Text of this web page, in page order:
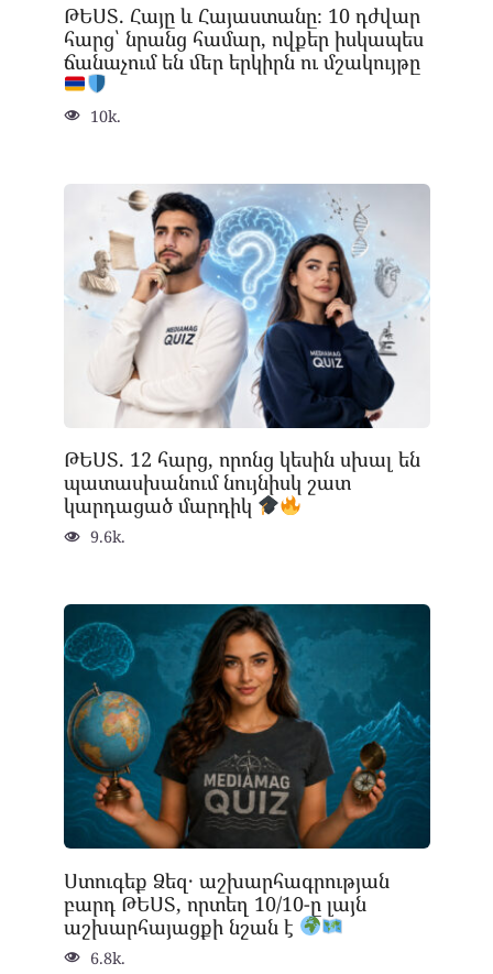
ԹԵՍՏ. Հայը և Հայաստանը։ 10 դժվար
հարց՝ նրանց համար, ովքեր իսկապես
ճանաչում են մեր երկիրն ու մշակույթը
10k.
ԹԵՍՏ. 12 հարց, որոնց կեսին սխալ են
պատասխանում նույնիսկ շատ
կարդացած մարդիկ
9.6k.
Ստուգեք Ձեզ․ աշխարհագրության
բարդ ԹԵՍՏ, որտեղ 10/10-ը լայն
աշխարհայացքի նշան է
6.8k.